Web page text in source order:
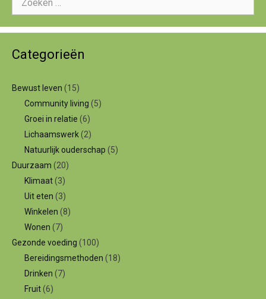
naar:
Categorieën
Bewust leven (15)
Community living (5)
Groei in relatie (6)
Lichaamswerk(2)
Natuurlijk ouderschap (5)
Duurzaam (20)
Klimaat(3)
Uit eten (3)
Winkelen (8)
Wonen (7)
Gezonde voeding (100)
Bereidingsmethoden (18)
Drinken (7)
Fruit(6)